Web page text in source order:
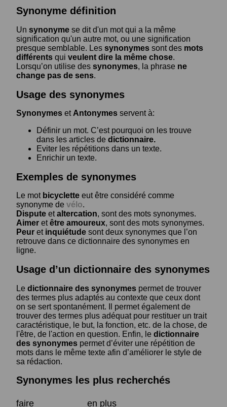
Synonyme définition
Un synonyme se dit d'un mot qui a la même
signification qu'un autre mot, ou une signification
presque semblable. Les synonymes sont des mots
différents qui veulent dire la même chose.
Lorsqu’on utilise des synonymes, la phrase ne
change pas de sens.
Usage des synonymes
Synonymes et Antonymes servent à:
Définir un mot. C’est pourquoi on les trouve
dans les articles de dictionnaire.
Eviter les répétitions dans un texte.
Enrichir un texte.
Exemples de synonymes
Le mot bicyclette eut être considéré comme
synonyme de vélo.
Dispute etaltercation, sont des mots synonymes.
Aimer etêtre amoureux, sont des mots synonymes.
Peur et inquiétude sont deux synonymes que l’on
retrouve dans ce dictionnaire des synonymes en
ligne.
Usage d’un dictionnaire des synonymes
Le dictionnaire des synonymes permet de trouver
des termes plus adaptés au contexte que ceux dont
on se sert spontanément. Il permet également de
trouver des termes plus adéquat pour restituer un trait
caractéristique, le but, la fonction, etc. de la chose, de
l'être, de l'action en question. Enfin, le dictionnaire
des synonymes permet d’éviter une répétition de
mots dans le même texte afin d’améliorer le style de
sa rédaction.
Synonymes les plus recherchés
faire
en plus